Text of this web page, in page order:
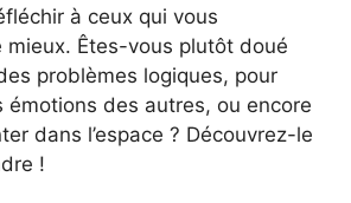
à ceux qui vous
mieux. Êtes-vous plutôt doué
problèmes logiques, pour
émotions des autres, ou encore
dans l’espace ? Découvrez-le
!